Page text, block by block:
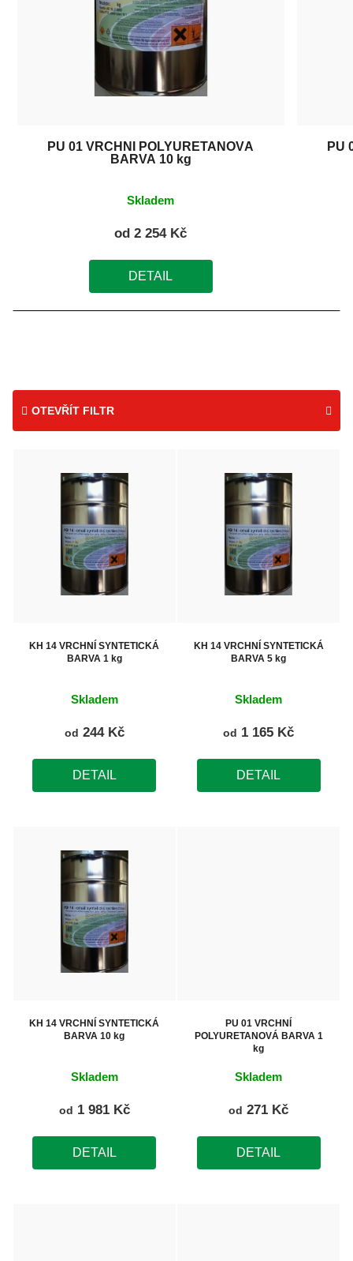
PU 01 VRCHNÍ POLYURETANOVÁ
BARVA 10 kg
Skladem
od2 254 Kč
DETAIL
PU
OTEVŘÍT FILTR
oKH 14 VRCHNÍ SYNTETICKÁ
BARVA 1 kg
Skladem
od 244 Kč
DETAIL
KH 14 VRCHNÍ SYNTETICKÁ
BARVA 5 kg
Skladem
od 1 165 Kč
DETAIL
KH 14 VRCHNÍ SYNTETICKÁ
BARVA 10 kg
Skladem
od 1 981 Kč
DETAIL
PU 01 VRCHNÍ
POLYURETANOVÁ BARVA 1
kg
Skladem
od 271 Kč
DETAIL